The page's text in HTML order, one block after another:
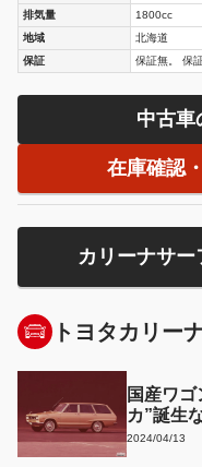
排気量
1800cc
地域
北海道
保証
保証無。 保
中古車
在庫確認
カリーナサ
トヨタカリー
国産ワ
カ”誕生
2024/04/13